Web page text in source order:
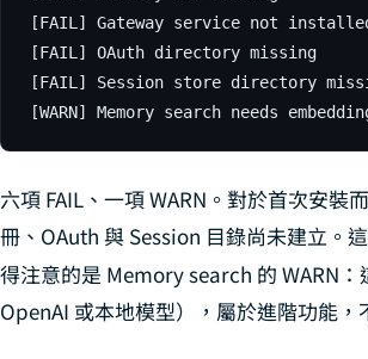
[FAIL] Gateway service not
[FAIL] OAuth directory missing
[FAIL] Session store directory
[WARN] Memory search needs
六項 FAIL、一項 WARN。對於首次安
冊、OAuth 與 Session 目錄尚未建立。
得注意的是 Memory search 的 WARN
OpenAI 或本地模型），屬於進階功能，